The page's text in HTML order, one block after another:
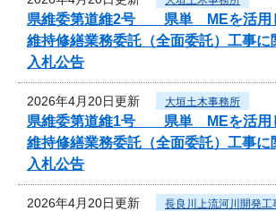
県維委第道維2号 県単 MEを活用
維持修繕業務委託（全面委託）工事に
入札公告
2026年4月20日更新 大垣土木事務所
県維委第道維1号 県単 MEを活用
維持修繕業務委託（全面委託）工事に
入札公告
2026年4月20日更新 長良川上流河川開発工